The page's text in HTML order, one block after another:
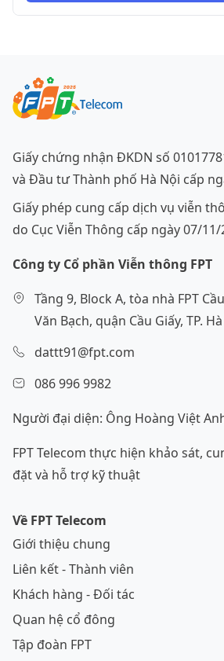
Giấy chứng nhận ĐKDN số
và Đầu tư Thành phố Hà Nội cấp
Giấy phép cung cấp dịch vụ viễn
do Cục Viễn Thông cấp ngày 07/11/
Công ty Cổ phần Viễn thông FPT
Tầng 9, Block A, tòa nhà FPT
Văn Bạch, quận Cầu Giấy, TP.
dattt91@fpt.com
086 996 9982
Người đại diện: Ông Hoàng Việt
FPT Telecom thực hiện khảo sát,
đặt và hỗ trợ kỹ thuật
Về FPT Telecom
Giới thiệu chung
Liên kết - Thành viên
Khách hàng - Đối tác
Quan hệ cổ đông
Tập đoàn FPT